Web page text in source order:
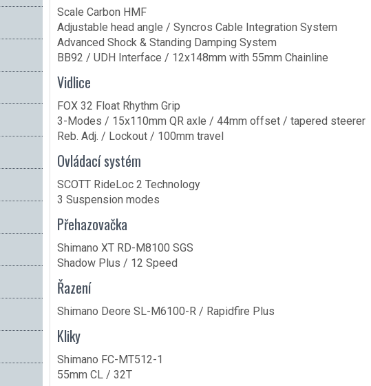
Scale Carbon HMF
Adjustable head angle / Syncros Cable Integration System
Advanced Shock & Standing Damping System
BB92 / UDH Interface / 12x148mm with 55mm Chainline
Vidlice
FOX 32 Float Rhythm Grip
3-Modes / 15x110mm QR axle / 44mm offset / tapered steerer
Reb. Adj. / Lockout / 100mm travel
Ovládací systém
SCOTT RideLoc 2 Technology
3 Suspension modes
Přehazovačka
Shimano XT RD-M8100 SGS
Shadow Plus / 12 Speed
Řazení
Shimano Deore SL-M6100-R / Rapidfire Plus
Kliky
Shimano FC-MT512-1
55mm CL / 32T